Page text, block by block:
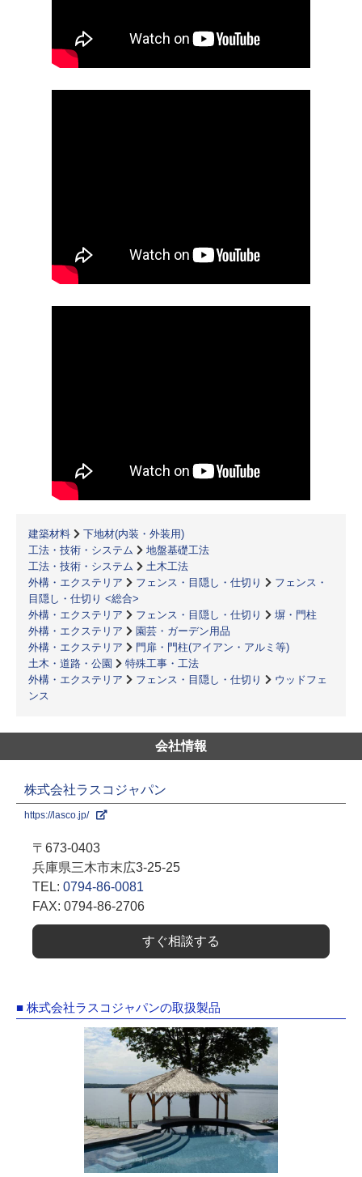
建築材料
下地材(内装・外装用)
工法・技術・システム
地盤基礎工法
工法・技術・システム
土木工法
外構・エクステリア
フェンス・目隠し・仕切り
フェンス・
目隠し・仕切り <総合>
外構・エクステリア
フェンス・目隠し・仕切り
塀・門柱
外構・エクステリア
園芸・ガーデン用品
外構・エクステリア
門扉・門柱(アイアン・アルミ等)
土木・道路・公園
特殊工事・工法
外構・エクステリア
フェンス・目隠し・仕切り
ウッドフェ
ンス
会社情報
株式会社ラスコジャパン
https://lasco.jp/
〒673-0403
兵庫県三木市末広3-25-25
TEL: 0794-86-0081
FAX: 0794-86-2706
すぐ相談する
■ 株式会社ラスコジャパンの取扱製品